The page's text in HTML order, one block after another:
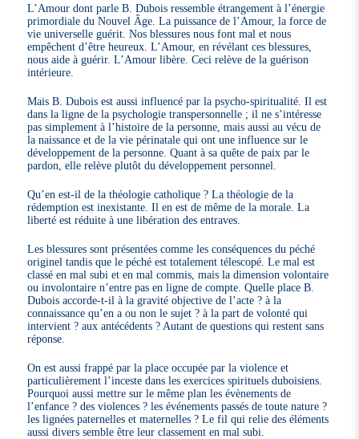
L’Amour dont parle B. Dubois ressemble étrangement à l’énergie
primordiale du Nouvel Âge. La puissance de l’Amour, la force de
vie universelle guérit. Nos blessures nous font mal et nous
empêchent d’être heureux. L’Amour, en révélant ces blessures,
nous aide à guérir. L’Amour libère. Ceci relève de la guérison
intérieure.
Mais B. Dubois est aussi influencé par la psycho-spiritualité. Il est
dans la ligne de la psychologie transpersonnelle ; il ne s’intéresse
pas simplement à l’histoire de la personne, mais aussi au vécu de
la naissance et de la vie périnatale qui ont une influence sur le
développement de la personne. Quant à sa quête de paix par le
pardon, elle relève plutôt du développement personnel.
Qu’en est-il de la théologie catholique ? La théologie de la
rédemption est inexistante. Il en est de même de la morale. La
liberté est réduite à une libération des entraves.
Les blessures sont présentées comme les conséquences du péché
originel tandis que le péché est totalement télescopé. Le mal est
classé en mal subi et en mal commis, mais la dimension volontaire
ou involontaire n’entre pas en ligne de compte. Quelle place B.
Dubois accorde-t-il à la gravité objective de l’acte ? à la
connaissance qu’en a ou non le sujet ? à la part de volonté qui
intervient ? aux antécédents ? Autant de questions qui restent sans
réponse.
On est aussi frappé par la place occupée par la violence et
particulièrement l’inceste dans les exercices spirituels duboisiens.
Pourquoi aussi mettre sur le même plan les évènements de
l’enfance ? des violences ? les événements passés de toute nature ?
les lignées paternelles et maternelles ? Le fil qui relie des éléments
aussi divers semble être leur classement en mal subi.